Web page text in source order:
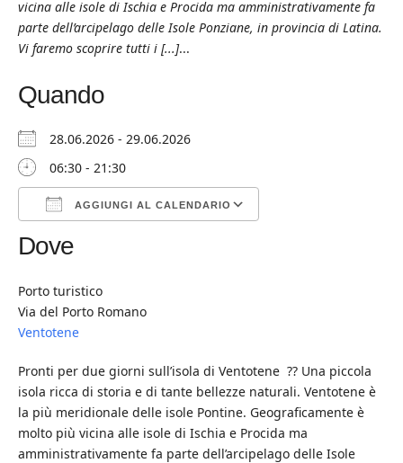
vicina alle isole di Ischia e Procida ma amministrativamente fa
parte dell’arcipelago delle Isole Ponziane, in provincia di Latina.
Vi faremo scoprire tutti i [...]...
Quando
28.06.2026 - 29.06.2026
06:30 - 21:30
AGGIUNGI AL CALENDARIO
Download ICS
Dove
Porto turistico
Via del Porto Romano
Ventotene
Pronti per due giorni sull’isola di Ventotene ?? Una piccola
isola ricca di storia e di tante bellezze naturali. Ventotene è
la più meridionale delle isole Pontine. Geograficamente è
molto più vicina alle isole di Ischia e Procida ma
amministrativamente fa parte dell’arcipelago delle Isole